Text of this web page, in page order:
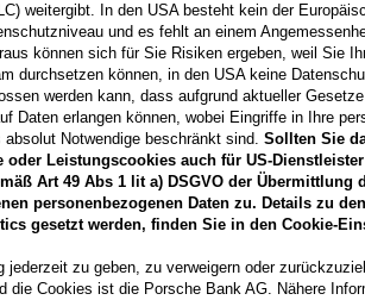
Händler
**Freibleibendes
Vertragsgebühr EUR
Gesamtleasingbetrag EUR
variabel, Effektivzinssatz
Verkaufsberater freut sich
können.
weitergibt. In den USA besteht kein der
und es fehlt an einem
können sich für Sie Risiken ergeben, weil Sie
durchsetzen können, in den USA keine
werden kann, dass aufgrund aktueller
Daten erlangen können, wobei Eingriffe in Ihre
Notwendige beschränkt sind. Sollten Sie
oder Leistungscookies auch für US-
Art 49 Abs 1 lit a) DSGVO der Übermittlung
personenbezogenen Daten zu. Details zu
gesetzt werden, finden Sie in den Cookie-
jederzeit zu geben, zu verweigern oder
die Cookies ist die Porsche Bank AG. Nähere